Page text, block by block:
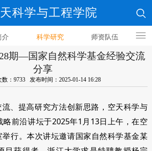
科学与工程学院
介 科学研究 师资队伍
期—国家自然科学基金经验交流
分享
数：9733 发布时间：2025-01-14 16:28